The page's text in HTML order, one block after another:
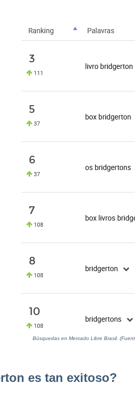
Búsquedas en Mercado Libre Brasil.
es tan exitoso?